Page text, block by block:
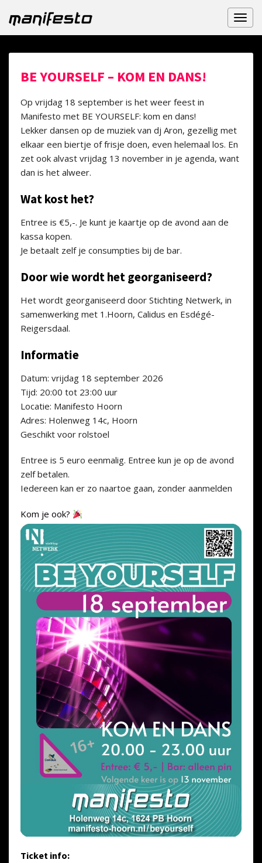
BE YOURSELF – KOM EN DANS!
Op vrijdag 18 september is het weer feest in
Manifesto met BE YOURSELF: kom en dans!
Lekker dansen op de muziek van dj Aron, gezellig met
elkaar een biertje of frisje doen, even helemaal los. En
zet ook alvast vrijdag 13 november in je agenda, want
dan is het alweer.
Wat kost het?
Entree is €5,-. Je kunt je kaartje op de avond aan de
kassa kopen.
Je betaalt zelf je consumpties bij de bar.
Door wie wordt het georganiseerd?
Het wordt georganiseerd door Stichting Netwerk, in
samenwerking met 1.Hoorn, Calidus en Esdégé-
Reigersdaal.
Informatie
Datum: vrijdag 18 september 2026
Tijd: 20:00 tot 23:00 uur
Locatie: Manifesto Hoorn
Adres: Holenweg 14c, Hoorn
Geschikt voor rolstoel
Entree is 5 euro eenmalig. Entree kun je op de avond
zelf betalen.
Iedereen kan er zo naartoe gaan, zonder aanmelden
Kom je ook?
Ticket info: